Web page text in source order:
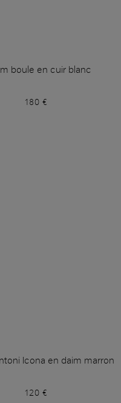
boule en cuir blanc
180 €
Icona en daim marron
120 €